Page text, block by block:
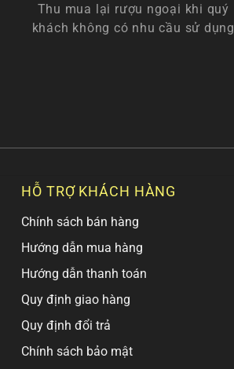
Thu mua lại rượu ngoại khi quý
khách không có nhu cầu sử dụng
HỖ TRỢ KHÁCH HÀNG
Chính sách bán hàng
Hướng dẫn mua hàng
Hướng dẫn thanh toán
Quy định giao hàng
Quy định đổi trả
Chính sách bảo mật